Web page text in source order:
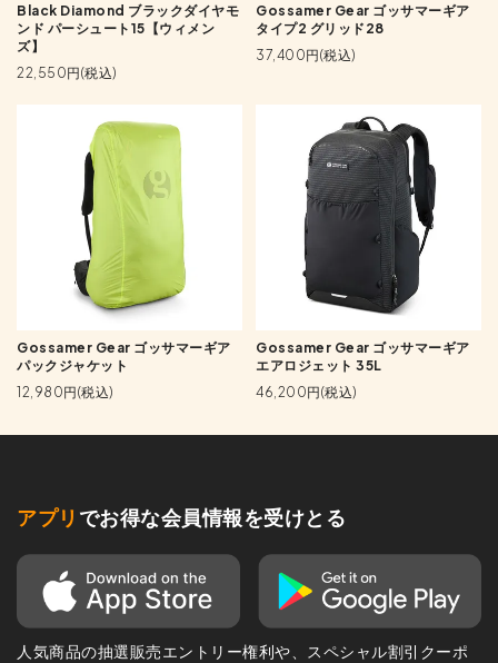
Black Diamond ブラックダイヤモ
ンド パーシュート15【ウィメン
ズ】
22,550円(税込)
Gossamer Gear ゴッサマーギア
タイプ2 グリッド28
37,400円(税込)
Gossamer Gear ゴッサマーギア
パックジャケット
12,980円(税込)
Gossamer Gear ゴッサマーギア
エアロジェット 35L
46,200円(税込)
アプリ でお得な会員情報を受けとる
人気商品の抽選販売エントリー権利や、スペシャル割引クーポ